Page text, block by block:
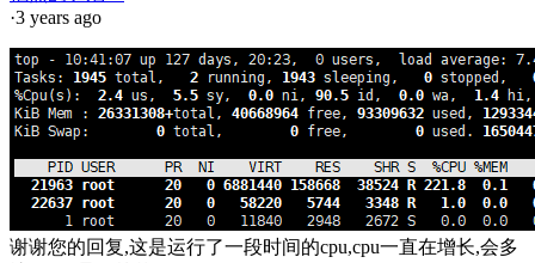
·3 years ago
谢谢您的回复,这是运行了一段时间的cpu,cpu一直在增长,会多